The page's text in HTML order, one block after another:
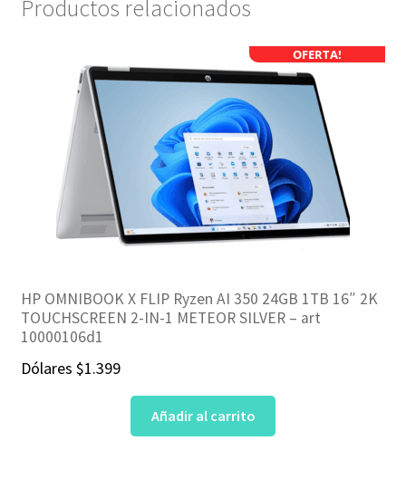
Productos relacionados
OFERTA!
HP OMNIBOOK X FLIP Ryzen AI 350 24GB 1TB 16″ 2K
TOUCHSCREEN 2-IN-1 METEOR SILVER – art
10000106d1
Dólares $1.399
Añadir al carrito